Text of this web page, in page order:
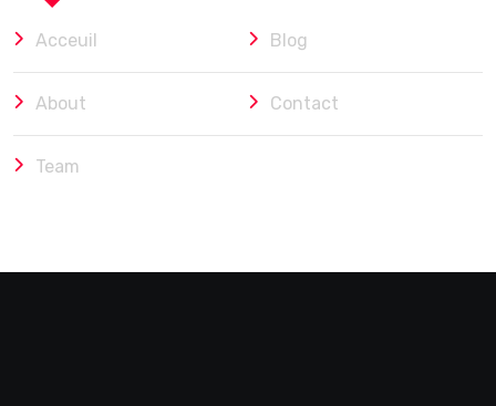
Acceuil Blog
About Contact
Team